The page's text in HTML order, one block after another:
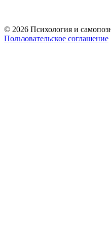
© 2026 Психология и
Пользовательское соглашение